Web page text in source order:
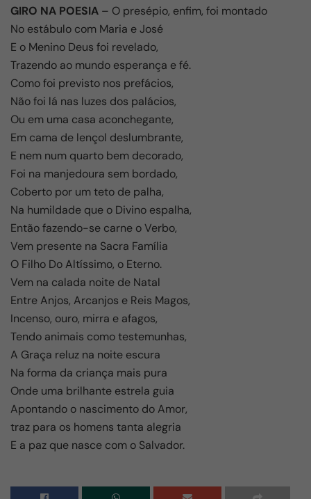
c
e
b
o
o
k
at
s
A
p
p
aile
gr
a
m
ar
GIRO NA POESIA – O presépio, enfim, foi montado
No estábulo com Maria e José
E o Menino Deus foi revelado,
Trazendo ao mundo esperança e fé.
Como foi previsto nos prefácios,
Não foi lá nas luzes dos palácios,
Ou em uma casa aconchegante,
Em cama de lençol deslumbrante,
E nem num quarto bem decorado,
Foi na manjedoura sem bordado,
Coberto por um teto de palha,
Na humildade que o Divino espalha,
Então fazendo-se carne o Verbo,
Vem presente na Sacra Família
O Filho Do Altíssimo, o Eterno.
Vem na calada noite de Natal
Entre Anjos, Arcanjos e Reis Magos,
Incenso, ouro, mirra e afagos,
Tendo animais como testemunhas,
A Graça reluz na noite escura
Na forma da criança mais pura
Onde uma brilhante estrela guia
Apontando o nascimento do Amor,
traz para os homens tanta alegria
E a paz que nasce com o Salvador.